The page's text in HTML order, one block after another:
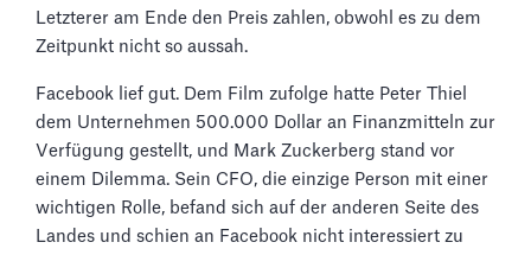
Letzterer am Ende den Preis zahlen, obwohl es zu dem
Zeitpunkt nicht so aussah.
Facebook lief gut. Dem Film zufolge hatte Peter Thiel
dem Unternehmen 500.000 Dollar an Finanzmitteln zur
Verfügung gestellt, und Mark Zuckerberg stand vor
einem Dilemma. Sein CFO, die einzige Person mit einer
wichtigen Rolle, befand sich auf der anderen Seite des
Landes und schien an Facebook nicht interessiert zu